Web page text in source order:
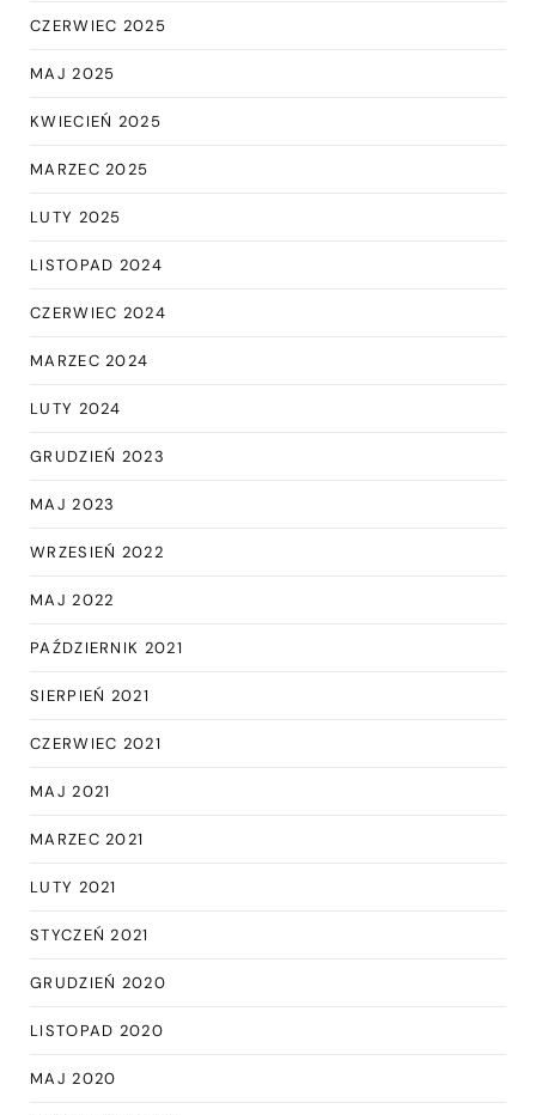
CZERWIEC 2025
MAJ 2025
KWIECIEŃ 2025
MARZEC 2025
LUTY 2025
LISTOPAD 2024
CZERWIEC 2024
MARZEC 2024
LUTY 2024
GRUDZIEŃ 2023
MAJ 2023
WRZESIEŃ 2022
MAJ 2022
PAŹDZIERNIK 2021
SIERPIEŃ 2021
CZERWIEC 2021
MAJ 2021
MARZEC 2021
LUTY 2021
STYCZEŃ 2021
GRUDZIEŃ 2020
LISTOPAD 2020
MAJ 2020